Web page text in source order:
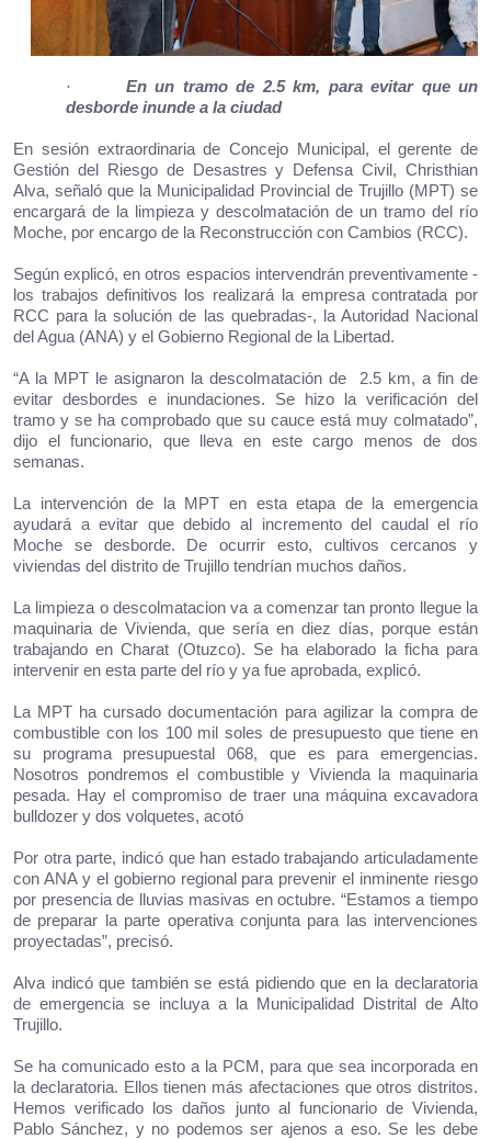
·
En un tramo de 2.5 km, para evitar que un
desborde inunde a la ciudad
En sesión extraordinaria de Concejo Municipal, el gerente de
Gestión del Riesgo de Desastres y Defensa Civil, Christhian
Alva, señaló que la Municipalidad Provincial de Trujillo (MPT) se
encargará de la limpieza y descolmatación de un tramo del río
Moche, por encargo de la Reconstrucción con Cambios (RCC).
Según explicó, en otros espacios intervendrán preventivamente -
los trabajos definitivos los realizará la empresa contratada por
RCC para la solución de las quebradas-, la Autoridad Nacional
del Agua (ANA) y el Gobierno Regional de la Libertad.
“A la MPT le asignaron la descolmatación de 2.5 km, a fin de
evitar desbordes e inundaciones. Se hizo la verificación del
tramo y se ha comprobado que su cauce está muy colmatado”,
dijo el funcionario, que lleva en este cargo menos de dos
semanas.
La intervención de la MPT en esta etapa de la emergencia
ayudará a evitar que debido al incremento del caudal el río
Moche se desborde. De ocurrir esto, cultivos cercanos y
viviendas del distrito de Trujillo tendrían muchos daños.
La limpieza o descolmatacion va a comenzar tan pronto llegue la
maquinaria de Vivienda, que sería en diez días, porque están
trabajando en Charat (Otuzco). Se ha elaborado la ficha para
intervenir en esta parte del río y ya fue aprobada, explicó.
La MPT ha cursado documentación para agilizar la compra de
combustible con los 100 mil soles de presupuesto que tiene en
su programa presupuestal 068, que es para emergencias.
Nosotros pondremos el combustible y Vivienda la maquinaria
pesada. Hay el compromiso de traer una máquina excavadora
bulldozer y dos volquetes, acotó
Por otra parte, indicó que han estado trabajando articuladamente
con ANA y el gobierno regional para prevenir el inminente riesgo
por presencia de lluvias masivas en octubre. “Estamos a tiempo
de preparar la parte operativa conjunta para las intervenciones
proyectadas”, precisó.
Alva indicó que también se está pidiendo que en la declaratoria
de emergencia se incluya a la Municipalidad Distrital de Alto
Trujillo.
Se ha comunicado esto a la PCM, para que sea incorporada en
la declaratoria. Ellos tienen más afectaciones que otros distritos.
Hemos verificado los daños junto al funcionario de Vivienda,
Pablo Sánchez, y no podemos ser ajenos a eso. Se les debe